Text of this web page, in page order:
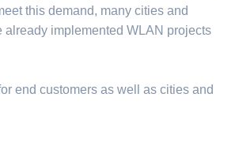
this demand, many cities and
already implemented WLAN projects
end customers as well as cities and